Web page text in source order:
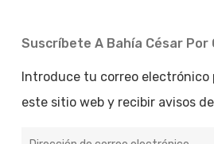
Suscríbete A Bahía César
Introduce tu correo electrónico
este sitio web y recibir avisos